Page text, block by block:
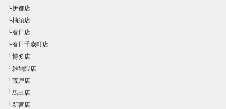
└伊都店
└柚須店
└春日店
└春日千歳町店
└博多店
└雑餉隈店
└荒戸店
└馬出店
└新宮店